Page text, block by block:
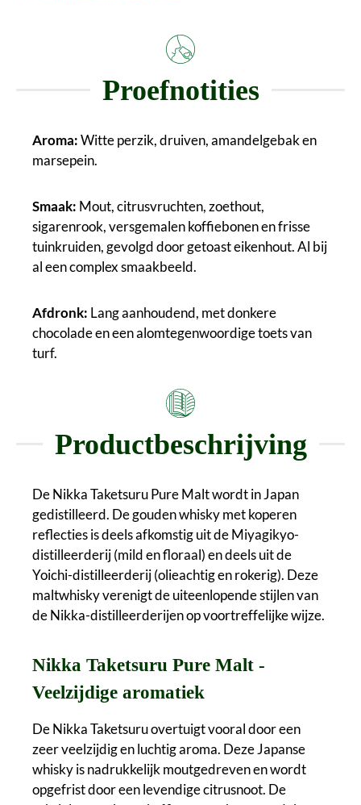
Proefnotities
Aroma:Witte perzik, druiven, amandelgebak en
marsepein.
Smaak: Mout, citrusvruchten, zoethout,
sigarenrook, versgemalen koffiebonen en frisse
tuinkruiden, gevolgd door getoast eikenhout. Al bij
al een complex smaakbeeld.
Afdronk: Lang aanhoudend, met donkere
chocolade en een alomtegenwoordige toets van
turf.
Productbeschrijving
De Nikka Taketsuru Pure Malt wordt in Japan
gedistilleerd. De gouden whisky met koperen
reflecties is deels afkomstig uit de Miyagikyo-
distilleerderij (mild en floraal) en deels uit de
Yoichi-distilleerderij (olieachtig en rokerig). Deze
maltwhisky verenigt de uiteenlopende stijlen van
de Nikka-distilleerderijen op voortreffelijke wijze.
Nikka Taketsuru Pure Malt -
Veelzijdige aromatiek
De Nikka Taketsuru overtuigt vooral door een
zeer veelzijdig en luchtig aroma. Deze Japanse
whisky is nadrukkelijk moutgedreven en wordt
opgefrist door een levendige citrusnoot. De